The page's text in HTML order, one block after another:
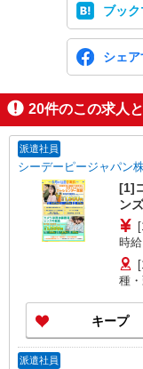
ブック
シェア
20件のこの求人
派遣社員
シーデーピージャパン
[1]
ン
時給
※時
夜
種
市
城
取
キープ
派遣社員